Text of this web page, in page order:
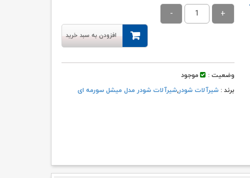
افزودن به سبد خرید
وضعیت :
موجود
برند : شیرآلات شودر,شیرآلات شودر مدل میشل سورمه ای